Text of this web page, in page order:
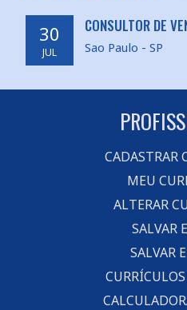
30
JUL
CONSULTOR DE
Sao Paulo - SP
CADASTRAR
MEU
ALTERAR
SALVAR
SALVAR